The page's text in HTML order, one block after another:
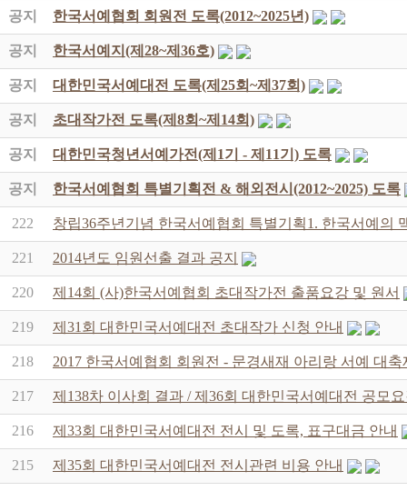
공지 한국서예협회 회원전 도록(2012~2025년)
공지 한국서예지(제28~제36호)
공지 대한민국서예대전 도록(제25회~제37회)
공지 초대작가전 도록(제8회~제14회)
공지 대한민국청년서예가전(제1기 - 제11기) 도록
공지 한국서예협회 특별기획전 & 해외전시(2012~2025) 도록
222 창립36주년기념 한국서예협회 특별기획1. 한국서예의
221 2014년도 임원선출 결과 공지
220 제14회 (사)한국서예협회 초대작가전 출품요강 및 원서
219 제31회 대한민국서예대전 초대작가 신청 안내
218 2017 한국서예협회 회원전 - 문경새재 아리랑 서예 대축
217 제138차 이사회 결과 / 제36회 대한민국서예대전 공모
216 제33회 대한민국서예대전 전시 및 도록, 표구대금 안내
215 제35회 대한민국서예대전 전시관련 비용 안내